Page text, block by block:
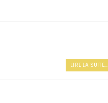
LIRE LA SUITE...